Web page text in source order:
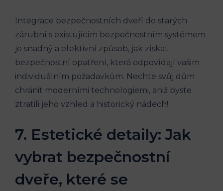
Integrace bezpečnostních dveří do starých
zárubní s existujícím bezpečnostním systémem
je snadný a efektivní způsob, jak získat
bezpečnostní opatření, která odpovídají vašim
individuálním požadavkům. Nechte svůj dům
chránit moderními technologiemi, aniž byste
ztratili jeho vzhled a historický nádech!
7. Estetické detaily: Jak
vybrat bezpečnostní
dveře, které se